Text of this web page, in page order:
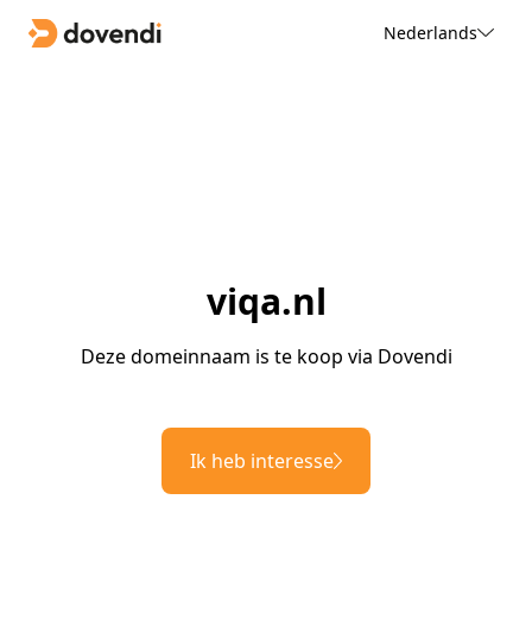
Nederlands
viqa.nl
Deze domeinnaam is te koop via Dovendi
Ik heb interesse